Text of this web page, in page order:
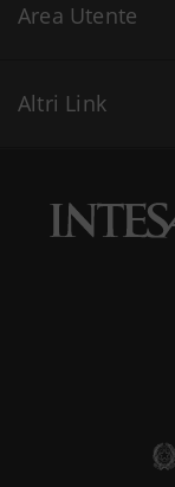
Area Utente
Altri Link